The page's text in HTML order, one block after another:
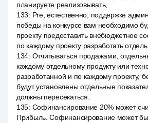
планируете реализовывать,
133: Pre, естественно, поддержке
победы на конкурсе вам необходимо
проекту предоставить внебюджетное
по каждому проекту разработать
134: Отчитываться продажами,
каждому отдельному продукту или
разработанной и по каждому проекту,
будут установлены отдельные
должны пересекаться.
135: Софинансирование 20% может
Прибыль. Софинансирование может